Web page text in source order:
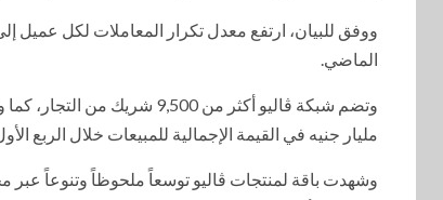
الماضي.
مليار جنيه في القيمة الإجمالية للمبيعات خلال الربع